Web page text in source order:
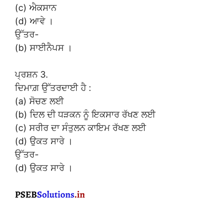
(c) ਐਕਸਾਨ
(d) ਆਵੇ ।
ਉੱਤਰ-
(b) ਸਾਈਨੈਪਸ ।
ਪ੍ਰਸ਼ਨ 3.
ਦਿਮਾਗ਼ ਉੱਤਰਦਾਈ ਹੈ :
(a) ਸੋਚਣ ਲਈ
(b) ਦਿਲ ਦੀ ਧੜਕਨ ਨੂੰ ਇਕਸਾਰ ਰੱਖਣ ਲਈ
(c) ਸਰੀਰ ਦਾ ਸੰਤੁਲਨ ਕਾਇਮ ਰੱਖਣ ਲਈ
(d) ਉਕਤ ਸਾਰੇ ।
ਉੱਤਰ-
(d) ਉਕਤ ਸਾਰੇ ।